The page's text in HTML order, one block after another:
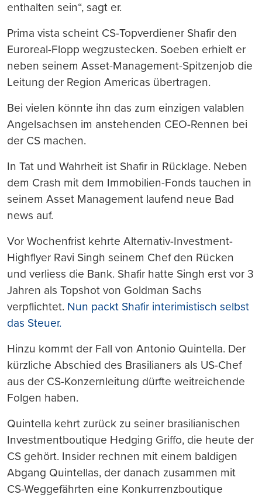
enthalten sein“, sagt er.
Prima vista scheint CS-Topverdiener Shafir den
Euroreal-Flopp wegzustecken. Soeben erhielt er
neben seinem Asset-Management-Spitzenjob die
Leitung der Region Americas übertragen.
Bei vielen könnte ihn das zum einzigen valablen
Angelsachsen im anstehenden CEO-Rennen bei
der CS machen.
In Tat und Wahrheit ist Shafir in Rücklage. Neben
dem Crash mit dem Immobilien-Fonds tauchen in
seinem Asset Management laufend neue Bad
news auf.
Vor Wochenfrist kehrte Alternativ-Investment-
Highflyer Ravi Singh seinem Chef den Rücken
und verliess die Bank. Shafir hatte Singh erst vor 3
Jahren als Topshot von Goldman Sachs
verpflichtet. Nun packt Shafir interimistisch selbst
das Steuer.
Hinzu kommt der Fall von Antonio Quintella. Der
kürzliche Abschied des Brasilianers als US-Chef
aus der CS-Konzernleitung dürfte weitreichende
Folgen haben.
Quintella kehrt zurück zu seiner brasilianischen
Investmentboutique Hedging Griffo, die heute der
CS gehört. Insider rechnen mit einem baldigen
Abgang Quintellas, der danach zusammen mit
CS-Weggefährten eine Konkurrenzboutique